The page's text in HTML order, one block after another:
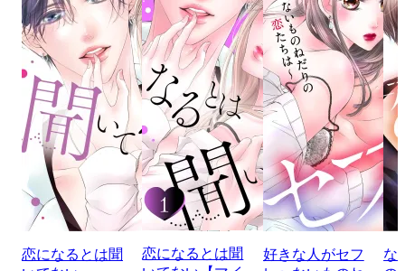
恋になるとは聞
恋になるとは聞
好きな人がセフ
な